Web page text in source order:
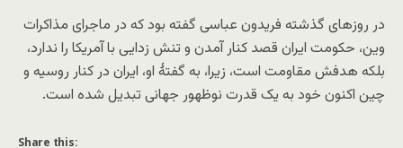
در روزهای گذشته فریدون عباسی گفته بود که در ماجرای مذاکرات
وین، حکومت ایران قصد کنار آمدن و تنش زدایی با آمریکا را ندارد،
بلکه هدفش مقاومت است، زیرا، به گفتۀ او، ایران در کنار روسیه و
چین اکنون خود به یک قدرت نوظهور جهانی تبدیل شده است.
Share this: